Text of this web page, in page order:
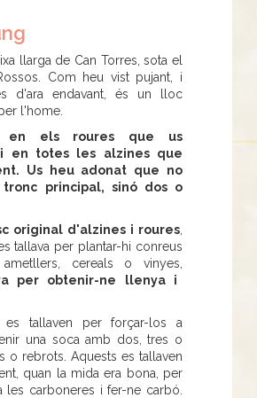
llarga de Can Torres, sota el
Com heu vist pujant, i
d'ara endavant, és un lloc
l'home.
en els roures que us
en totes les alzines que
Us heu adonat que no
principal, sinó dos o
original d'alzines i roures
tallava per plantar-hi conreus
ametllers, cereals o vinyes,
per obtenir-ne llenya i
es tallaven per forçar-los a
una soca amb dos, tres o
o rebrots. Aquests es tallaven
quan la mida era bona, per
les carboneres i fer-ne carbó.